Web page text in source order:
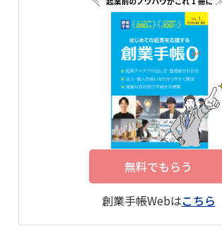
無料でもらう
創業手帳Webはこちら